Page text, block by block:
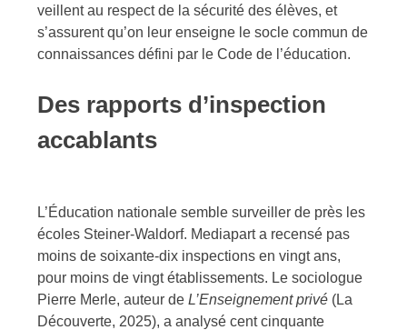
veillent au respect de la sécurité des élèves, et
s’assurent qu’on leur enseigne le socle commun de
connaissances défini par le Code de l’éducation.
Des rapports d’inspection
accablants
L’Éducation nationale semble surveiller de près les
écoles Steiner-Waldorf. Mediapart a recensé pas
moins de soixante-dix inspections en vingt ans,
pour moins de vingt établissements. Le sociologue
Pierre Merle, auteur deL’Enseignement privé (La
Découverte, 2025), a analysé cent cinquante